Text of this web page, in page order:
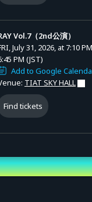
Reine/日菜/くぼなお
かねざしももこ/ゑびす
公演のみ)/
場合がございます。
て禁止とさせていただきま
ございます。
Vol.7（2nd公演）
July 31, 2026, at 7:10 PM
PM (JST)
Add to Google
TIAT SKY HALL
Find tickets